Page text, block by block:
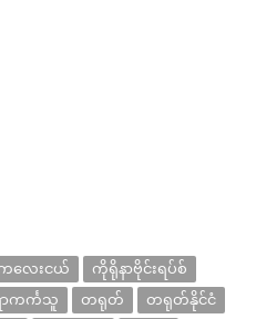
လေးငယ်
ကိုရိုနာဗိုင်းရပ်စ်
ကင်္ကသူ တရုတ် တရုတ်နိုင်ငံ